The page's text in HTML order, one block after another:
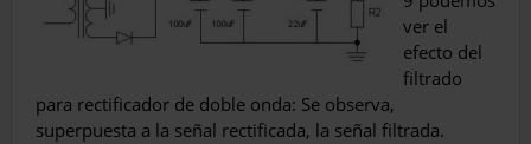
ver el
efecto del
filtrado
para rectificador de doble onda: Se observa,
superpuesta a la señal rectificada, la señal filtrada.